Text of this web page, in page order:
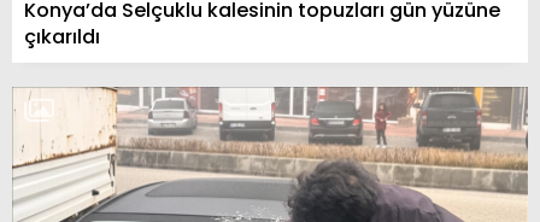
Konya’da Selçuklu kalesinin topuzları gün yüzüne
çıkarıldı